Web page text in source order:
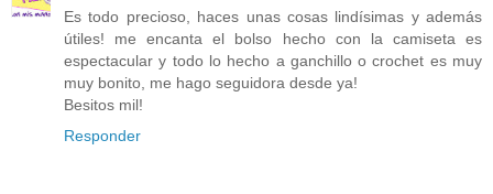
Es todo precioso, haces unas cosas lindísimas y además
útiles! me encanta el bolso hecho con la camiseta es
espectacular y todo lo hecho a ganchillo o crochet es muy
muy bonito, me hago seguidora desde ya!
Besitos mil!
Responder